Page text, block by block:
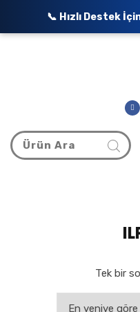
Tek bir
📞 Hızlı Destek